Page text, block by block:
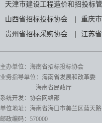
天津市建设工程造价和招投标
山西省招标投标协会
重庆
贵州省招标采购协会
江苏
主办单位：海南省招标投标协会
业务指导单位：海南省发展和改革委
海南省民政厅
系统开发：协会网络部
单位地址：海南省海口市美兰区蓝天
邮政编码：570000